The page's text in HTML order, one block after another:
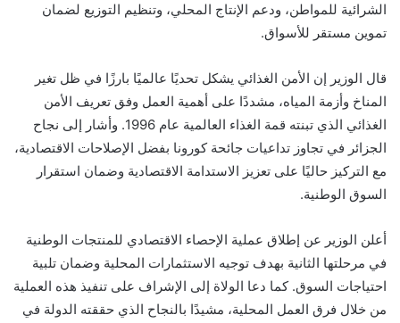
الشرائية للمواطن، ودعم الإنتاج المحلي، وتنظيم التوزيع لضمان
تموين مستقر للأسواق.
قال الوزير إن الأمن الغذائي يشكل تحديًا عالميًا بارزًا في ظل تغير
المناخ وأزمة المياه، مشددًا على أهمية العمل وفق تعريف الأمن
الغذائي الذي تبنته قمة الغذاء العالمية عام 1996. وأشار إلى نجاح
الجزائر في تجاوز تداعيات جائحة كورونا بفضل الإصلاحات الاقتصادية،
مع التركيز حاليًا على تعزيز الاستدامة الاقتصادية وضمان استقرار
السوق الوطنية.
أعلن الوزير عن إطلاق عملية الإحصاء الاقتصادي للمنتجات الوطنية
في مرحلتها الثانية بهدف توجيه الاستثمارات المحلية وضمان تلبية
احتياجات السوق. كما دعا الولاة إلى الإشراف على تنفيذ هذه العملية
من خلال فرق العمل المحلية، مشيدًا بالنجاح الذي حققته الدولة في